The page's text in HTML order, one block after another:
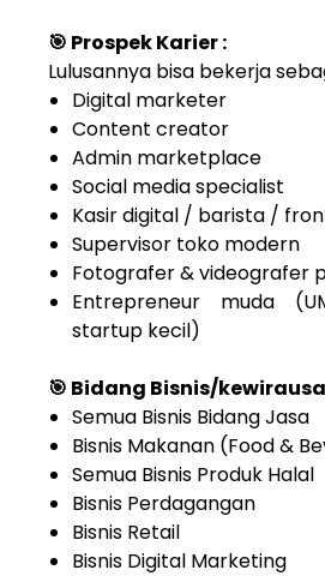
🎯 Prospek Karier :
Lulusannya bisa bekerja
Digital marketer
Content creator
Admin marketplace
Social media specialist
Kasir digital / barista /
Supervisor toko modern
Fotografer & videografer
Entrepreneur muda
startup kecil)
🎯 Bidang Bisnis/
Semua Bisnis Bidang Jasa
Bisnis Makanan (Food &
Semua Bisnis Produk Halal
Bisnis Perdagangan
Bisnis Retail
Bisnis Digital Marketing